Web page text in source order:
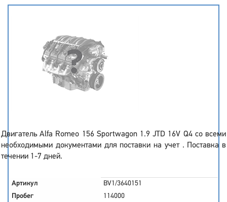
Двигатель Alfa Romeo 156 Sportwagon 1.9 JTD 16V Q4 со всеми
необходимыми документами для поставки на учет . Поставка в
течении 1-7 дней.
Артикул
BV1/3640151
Пробег
114000